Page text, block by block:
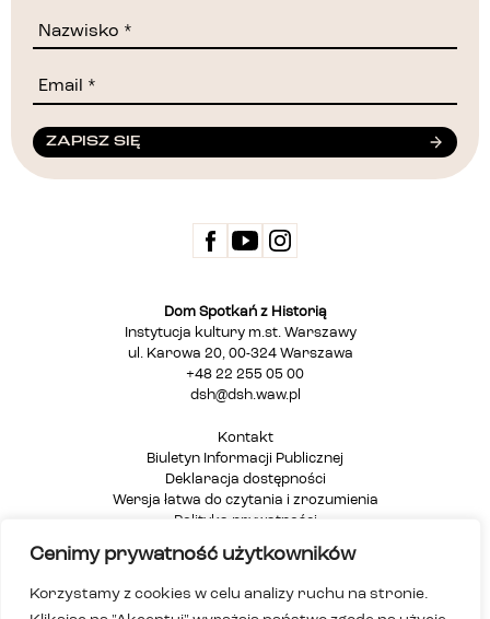
Cenimy prywatność użytkowników
Korzystamy z cookies w celu analizy ruchu na stronie.
ZAPISZ SIĘ
Dom Spotkań z Historią
Instytucja kultury m.st. Warszawy
ul. Karowa 20, 00-324 Warszawa
+48 22 255 05 00
dsh@dsh.waw.pl
Kontakt
Biuletyn Informacji Publicznej
Deklaracja dostępności
Wersja łatwa do czytania i zrozumienia
Polityka prywatności
Mapa strony